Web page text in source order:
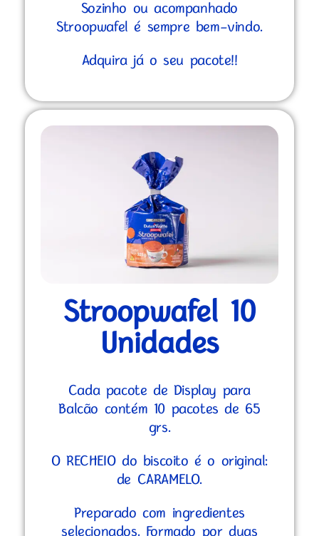
Sozinho ou acompanhado
Stroopwafel é sempre bem-vindo.
Adquira já o seu pacote!!
Stroopwafel 10
Unidades
Cada pacote de Display para
Balcão contém 10 pacotes de 65
grs.
O RECHEIO do biscoito é o original:
de CARAMELO.
Preparado com ingredientes
selecionados. Formado por duas